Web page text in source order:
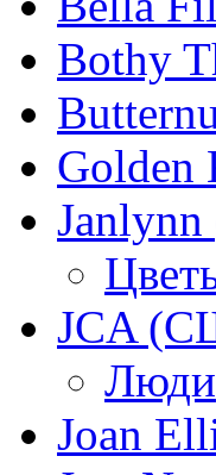
Bothy
Golden
JCA
Люди
Joan